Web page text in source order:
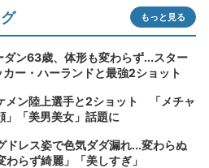
もっと見る
ダン63歳、体形も変わらず...スター
ー・ハーランドと最強2ショット
メン陸上選手と2ショット 「メチャ
」「美男美女」話題に
ドレス姿で色気ダダ漏れ...変わらぬ
らず綺麗」「美しすぎ」